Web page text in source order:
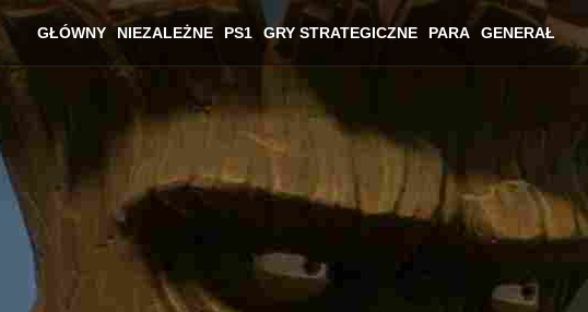
GŁÓWNY NIEZALEŻNE PS1 GRY STRATEGICZNE PARA GENERAŁ